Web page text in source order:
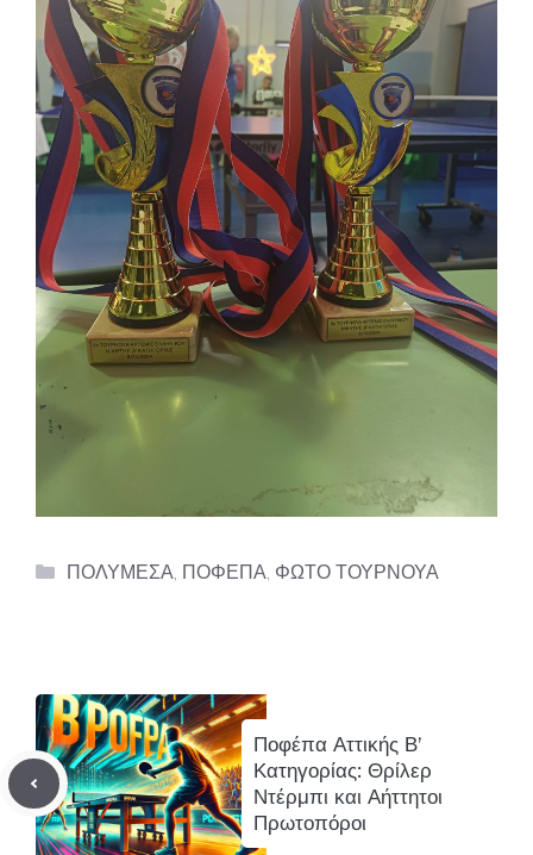
Categories
ΠΟΛΥΜΕΣΑ ΠΟΦΕΠΑ ΦΩΤΟ ΤΟΥΡΝΟΥΑ
Ποφέπα Αττικής Β’
Κατηγορίας: Θρίλερ
Ντέρμπι και Αήττητοι
Πρωτοπόροι